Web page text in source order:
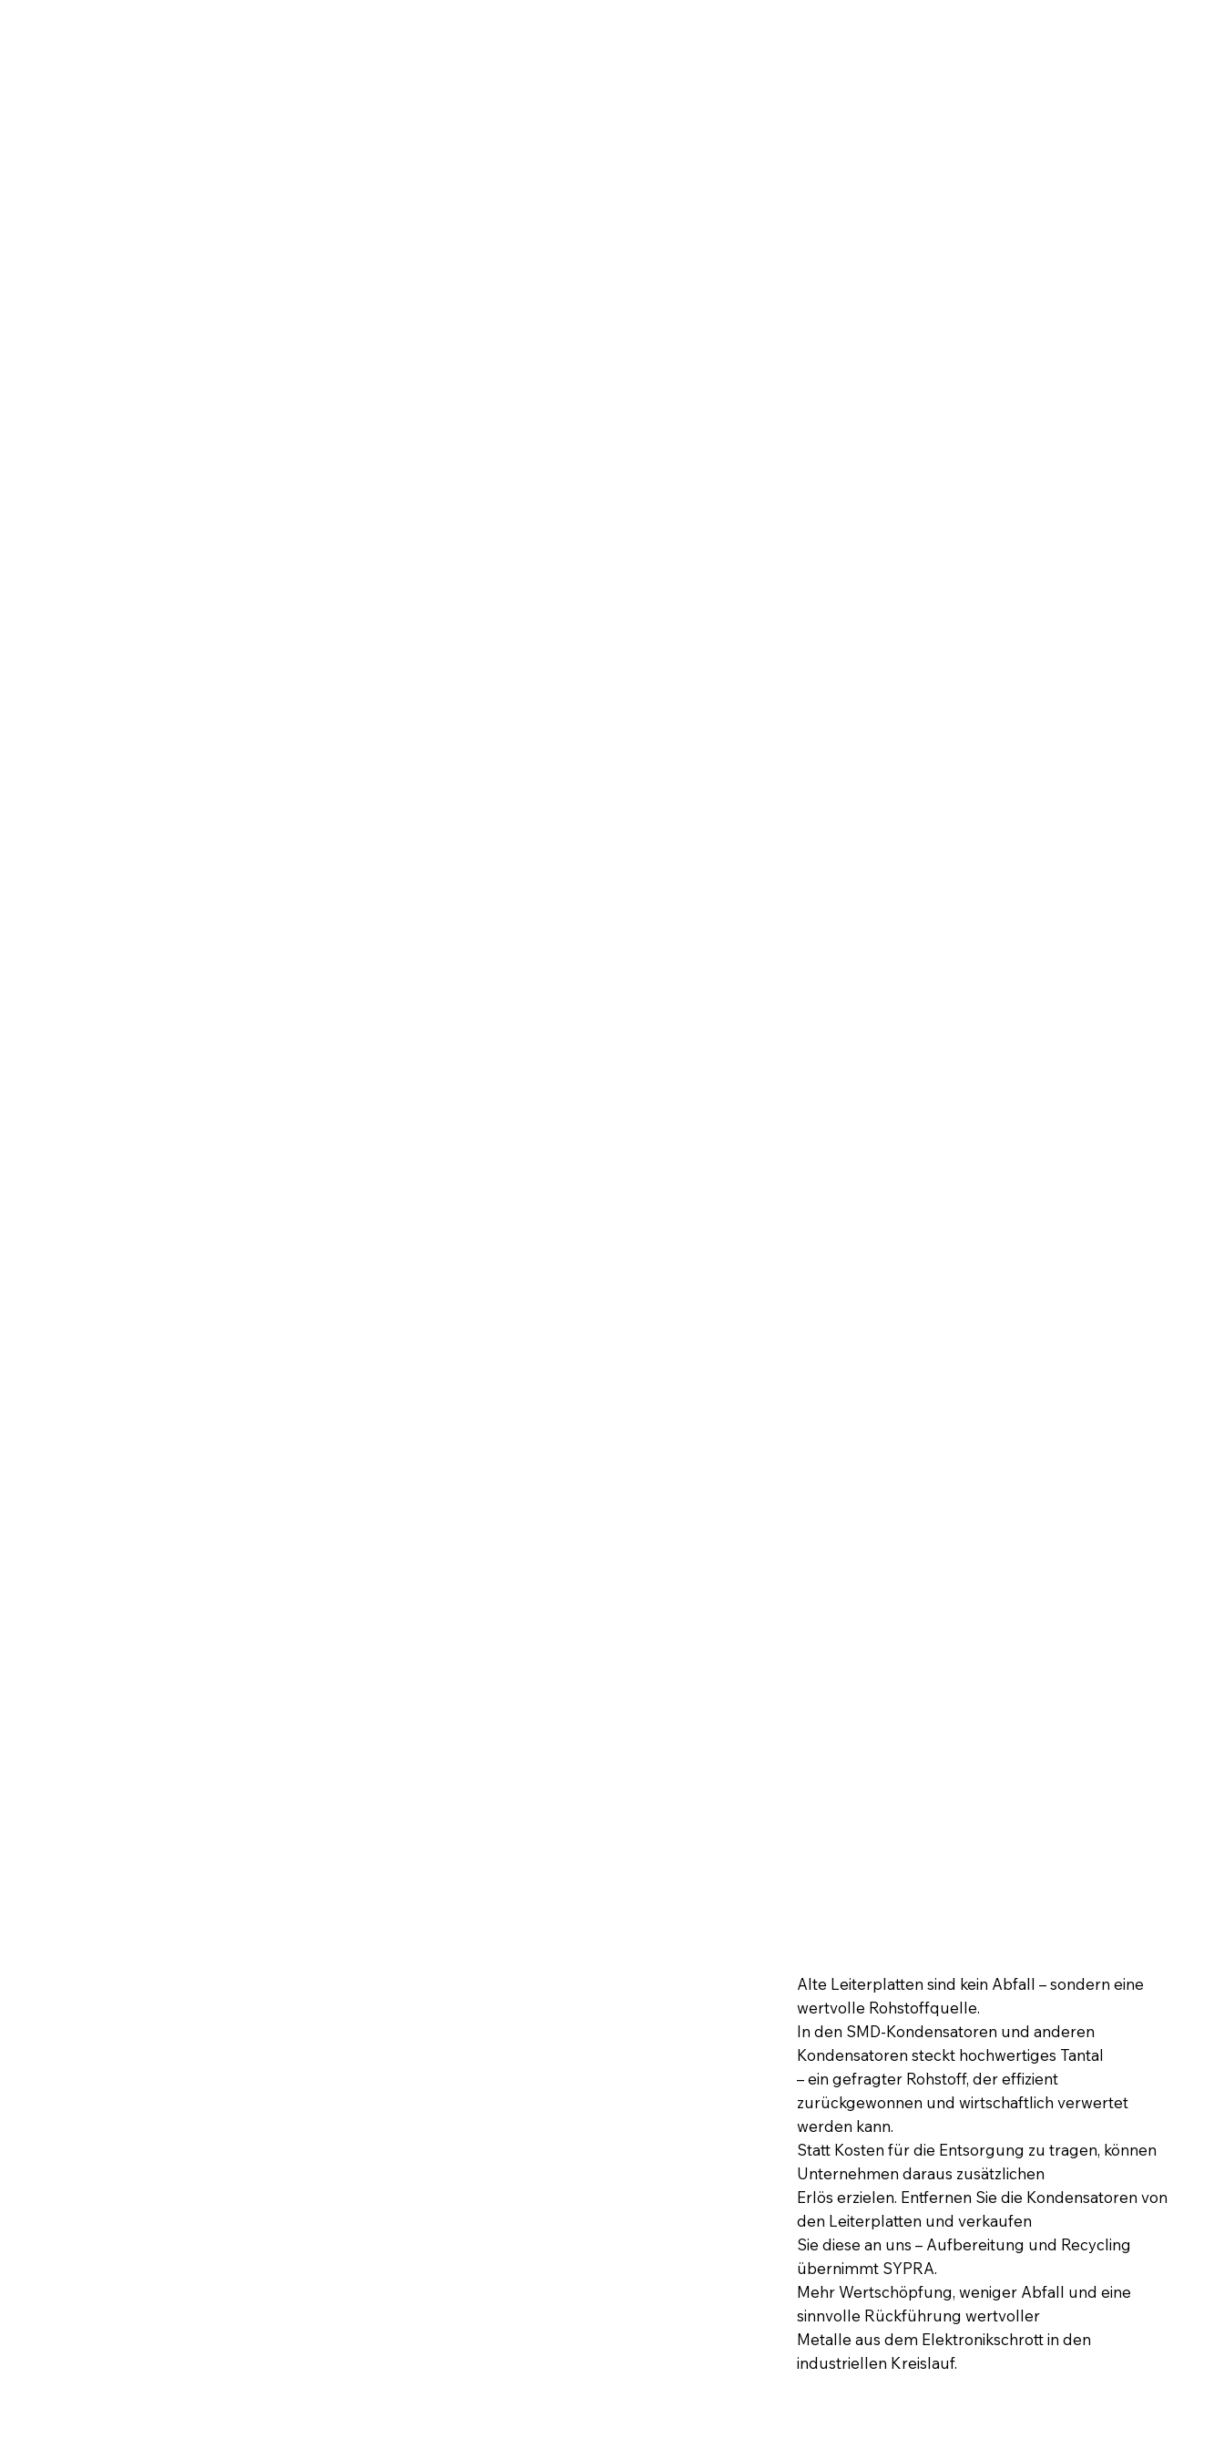
Alte Leiterplatten sind kein Abfall – sondern eine
wertvolle Rohstoffquelle.
In den SMD-Kondensatoren und anderen
Kondensatoren steckt hochwertiges Tantal
– ein gefragter Rohstoff, der effizient
zurückgewonnen und wirtschaftlich verwertet
werden kann.
Statt Kosten für die Entsorgung zu tragen, können
Unternehmen daraus zusätzlichen
Erlös erzielen. Entfernen Sie die Kondensatoren von
den Leiterplatten und verkaufen
Sie diese an uns – Aufbereitung und Recycling
übernimmt SYPRA.
Mehr Wertschöpfung, weniger Abfall und eine
sinnvolle Rückführung wertvoller
Metalle aus dem Elektronikschrott in den
industriellen Kreislauf.